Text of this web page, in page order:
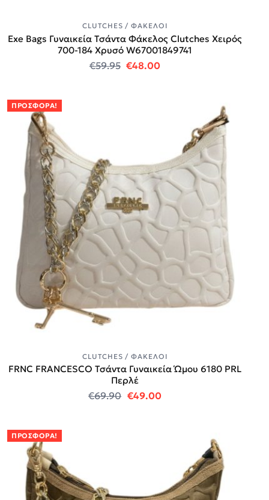
CLUTCHES / ΦΆΚΕΛΟΙ
Exe Bags Γυναικεία Τσάντα Φάκελος Clutches Χειρός
700-184 Χρυσό W67001849741
€59.95 Original price was: €59.95.
€48.00Η τρέχουσα τιμή
ΠΡΟΣΦΟΡΆ!
CLUTCHES / ΦΆΚΕΛΟΙ
FRNC FRANCESCO Τσάντα Γυναικεία Ώμου 6180 PRL
Περλέ
€69.90 Original price was: €69.90.
€49.00Η τρέχουσα τιμή
ΠΡΟΣΦΟΡΆ!